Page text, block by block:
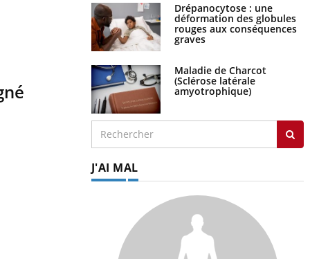
Drépanocytose : une
déformation des globules
rouges aux conséquences
graves
Maladie de Charcot
(Sclérose latérale
amyotrophique)
J'AI MAL